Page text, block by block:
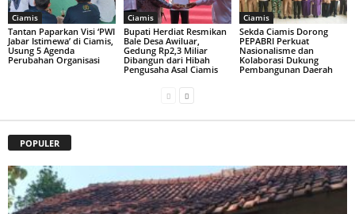
Ciamis
Tantan Paparkan Visi ‘PWI
Jabar Istimewa’ di Ciamis,
Usung 5 Agenda
Perubahan Organisasi
Ciamis
Bupati Herdiat Resmikan
Bale Desa Awiluar,
Gedung Rp2,3 Miliar
Dibangun dari Hibah
Pengusaha Asal Ciamis
Ciamis
Sekda Ciamis Dorong
PEPABRI Perkuat
Nasionalisme dan
Kolaborasi Dukung
Pembangunan Daerah
POPULER